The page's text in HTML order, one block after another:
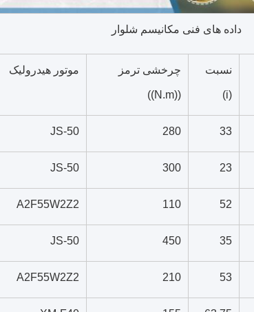
داده های فنی مکانیسم شلوار
نسبت
(i)
چرخشی ترمز
((N.m))
موتور هیدرولیک
33
280
JS-50
23
300
JS-50
52
110
A2F55W2Z2
35
450
JS-50
53
210
A2F55W2Z2